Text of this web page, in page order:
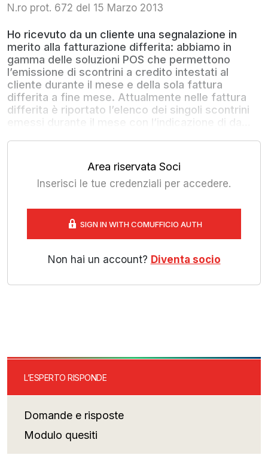
N.ro prot. 672 del 15 Marzo 2013
Ho ricevuto da un cliente una segnalazione in
merito alla fatturazione differita: abbiamo in
gamma delle soluzioni POS che permettono
l’emissione di scontrini a credito intestati al
cliente durante il mese e della sola fattura
differita a fine mese. Attualmente nelle fattura
differita è riportato l’elenco dei singoli scontrini
Area riservata Soci
Inserisci le tue credenziali per accedere.
SIGN IN WITH COMUFFICIO AUTH
Non hai un account? Diventa socio
L’ESPERTO RISPONDE
Domande e risposte
Modulo quesiti